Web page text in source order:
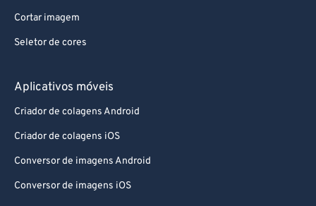
Cortar imagem
Seletor de cores
Aplicativos móveis
Criador de colagens Android
Criador de colagens iOS
Conversor de imagens Android
Conversor de imagens iOS